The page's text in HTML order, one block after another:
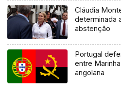
Cláudia
determinada
abstenção
Portugal
entre
angolana